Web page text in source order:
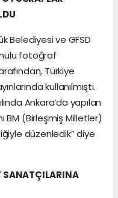
Belediyesi ve GFSD
fotoğraf
Türkiye
kullanılmıştı.
Ankara’da yapılan
BM (Birleşmiş Milletler)
düzenledik” diye
SANATÇILARINA